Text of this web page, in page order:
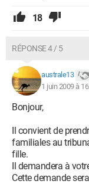
18
RÉPONSE 4 / 5
australe13
1 juin 2009 à
Bonjour,
Il convient de
familiales au
fille.
Il demandera à
Cette demande